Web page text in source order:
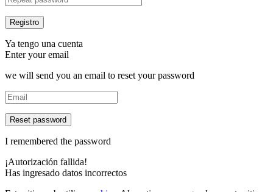
Ya tengo una cuenta
Enter your email
we will send you an email to reset your password
Reset password
I remembered the password
¡Autorización fallida!
Has ingresado datos incorrectos